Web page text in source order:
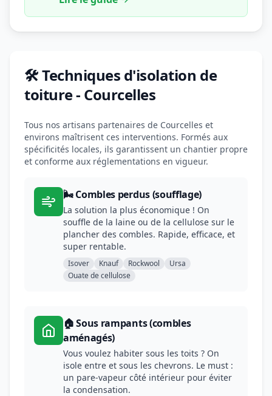
🛠️ Techniques d'isolation de
toiture - Courcelles
Tous nos artisans partenaires de Courcelles et
environs maîtrisent ces interventions. Formés aux
spécificités locales, ils garantissent un chantier propre
et conforme aux réglementations en vigueur.
🌬️ Combles perdus (soufflage)
La solution la plus économique ! On
souffle de la laine ou de la cellulose sur le
plancher des combles. Rapide, efficace, et
super rentable.
Isover Knauf Rockwool
Ursa
Ouate de cellulose
🏠 Sous rampants (combles
aménagés)
Vous voulez habiter sous les toits ? On
isole entre et sous les chevrons. Le must :
un pare-vapeur côté intérieur pour éviter
la condensation.